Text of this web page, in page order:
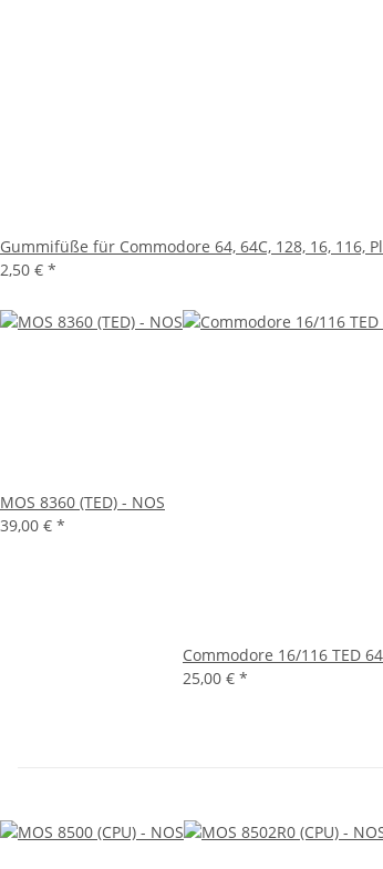
Gummifüße für Commodore 64, 64C, 128, 16, 116,
2,50 € *
MOS 8360 (TED) - NOS
39,00 € *
Commodore 16/116 TED
25,00 € *